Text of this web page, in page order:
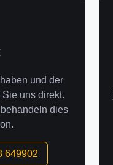
und der
uns direkt.
dies
649902